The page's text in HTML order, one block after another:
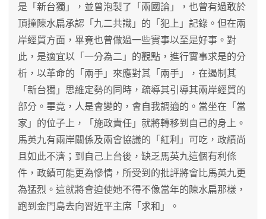
是「新台獨」，並曾泡製了「兩國論」，也曾有過敢於
頂撞陳水扁承認「九二共識」的「犯上」記錄。但在兩
岸經貿方面，畢竟也曾做過一些實事以至是好事。對
此，是適宜以「一分為二」的觀點，進行實事求是的分
析，以革命的「兩手」來應對其「兩手」，在遏制其
「新台獨」思維定勢的同時，疏導其引導其兩岸經貿的
部分。畢竟，人是會變的，會自我調適的。當坐在「當
家」的位子上，「施政責任」就將轉移到自己的身上。
馬英九有兩岸關係及兩會協議的「紅利」可吃，政績尚
且如此不濟；到自己上台後，缺乏馬英九這個有利條
件，政績可能更為慘情，所受到的批評將會比馬英九更
為猛烈。這就將會迫使她不得不像當年的陳水扁那樣，
跑到金門島去向習近平主席「求和」。